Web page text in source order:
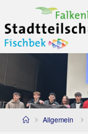
to
content
HomeAllgemein